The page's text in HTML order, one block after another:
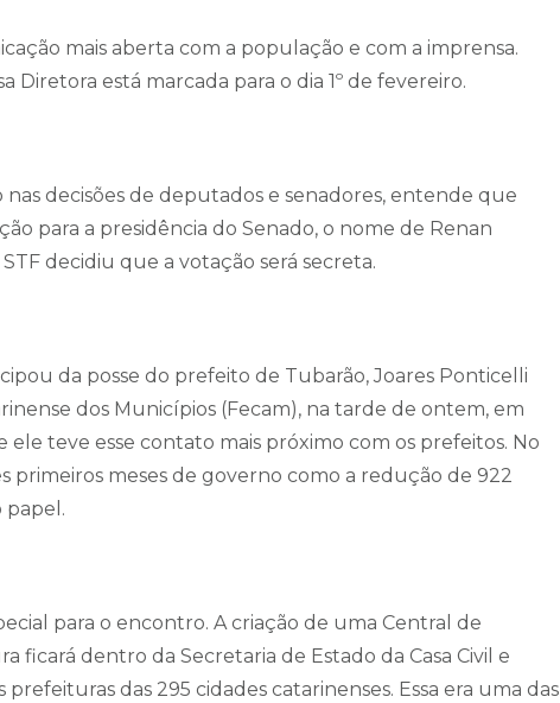
mais aberta com a população e com a imprensa.
Diretora está marcada para o dia 1º de fevereiro.
decisões de deputados e senadores, entende que
para a presidência do Senado, o nome de Renan
decidiu que a votação será secreta.
da posse do prefeito de Tubarão, Joares Ponticelli
dos Municípios (Fecam), na tarde de ontem, em
ele teve esse contato mais próximo com os prefeitos. No
primeiros meses de governo como a redução de 922
papel.
para o encontro. A criação de uma Central de
ficará dentro da Secretaria de Estado da Casa Civil e
das 295 cidades catarinenses. Essa era uma das